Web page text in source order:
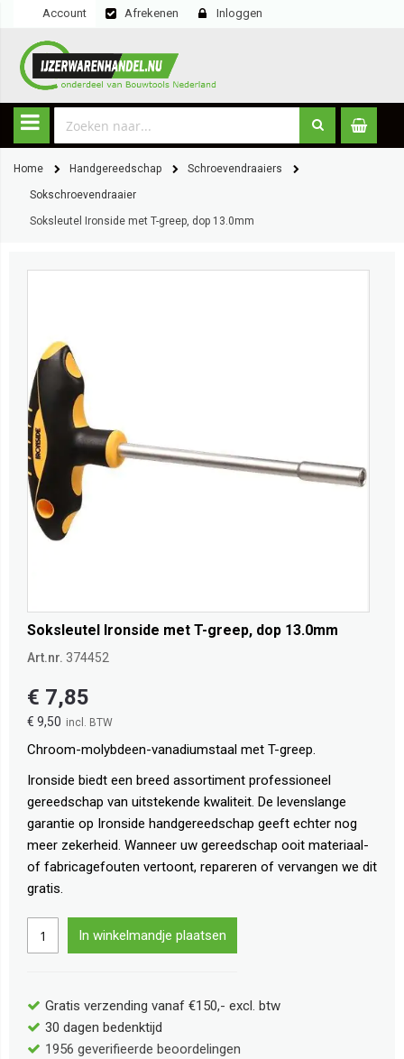
Account Afrekenen Inloggen
Home Handgereedschap Schroevendraaiers
Sokschroevendraaier
Soksleutel Ironside met T-greep, dop 13.0mm
Soksleutel Ironside met T-greep, dop 13.0mm
Art.nr. 374452
€ 9,50
€ 7,85
Chroom-molybdeen-vanadiumstaal met T-greep.
Ironside biedt een breed assortiment professioneel
gereedschap van uitstekende kwaliteit. De levenslange
garantie op Ironside handgereedschap geeft echter nog
meer zekerheid. Wanneer uw gereedschap ooit materiaal-
of fabricagefouten vertoont, repareren of vervangen we dit
gratis.
In winkelmandje plaatsen
Gratis verzending vanaf €150,- excl. btw
30 dagen bedenktijd
1956 geverifieerde beoordelingen